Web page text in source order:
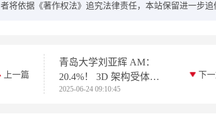
者将依据《著作权法》追究法律责任，本站保留进一步追
上一篇
青岛大学刘亚辉 AM：
20.4%！ 3D 架构受体用
于具有低电压损耗的高效
2025-06-24 09:10:45
下